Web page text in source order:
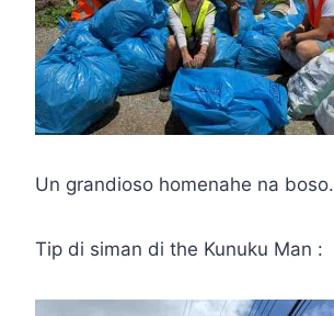
Un grandioso homenahe na boso.
Tip di siman di the Kunuku Man :